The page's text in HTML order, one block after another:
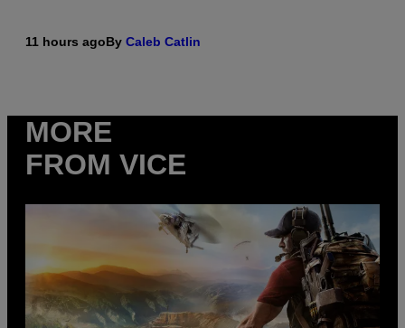
11 hours agoBy Caleb Catlin
MORE
FROM VICE